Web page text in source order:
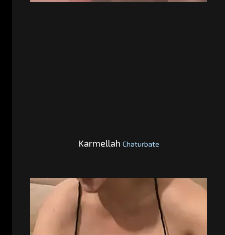
Karmellah Chaturbate